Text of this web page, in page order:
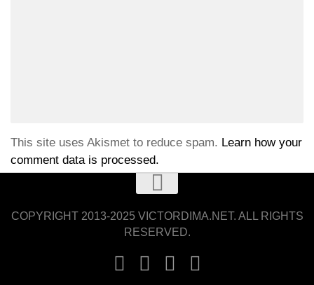
This site uses Akismet to reduce spam. Learn how your
comment data is processed.
COPYRIGHT 2013-2025 VICTORDIMA.NET. ALL RIGHTS
RESERVED.